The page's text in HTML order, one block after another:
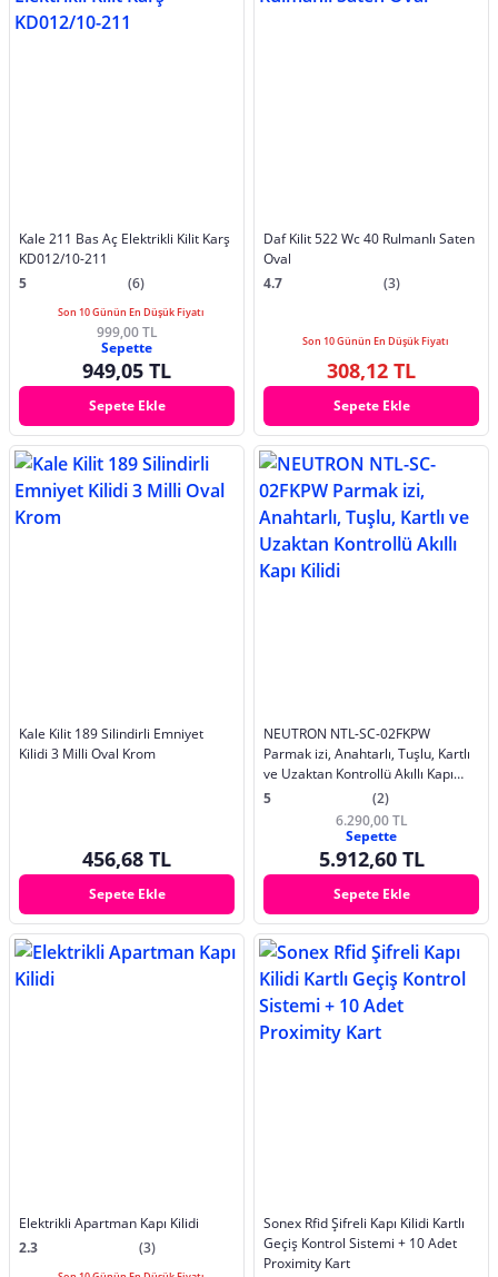
Kale 211 Bas Aç Elektrikli Kilit Karş
KD012/10-211
5
(6)
Son 10 Günün En Düşük Fiyatı
999,00 TL
Sepette
949,05 TL
Sepete Ekle
Daf Kilit 522 Wc 40 Rulmanlı Saten
Oval
4.7
(3)
Son 10 Günün En Düşük Fiyatı
308,12 TL
Sepete Ekle
Kale Kilit 189 Silindirli Emniyet
Kilidi 3 Milli Oval Krom
456,68 TL
Sepete Ekle
NEUTRON NTL-SC-02FKPW
Parmak izi, Anahtarlı, Tuşlu, Kartlı
ve Uzaktan Kontrollü Akıllı Kapı
Kilidi
5
(2)
6.290,00 TL
Sepette
5.912,60 TL
Sepete Ekle
Elektrikli Apartman Kapı Kilidi
2.3
(3)
Sonex Rfid Şifreli Kapı Kilidi Kartlı
Geçiş Kontrol Sistemi + 10 Adet
Proximity Kart